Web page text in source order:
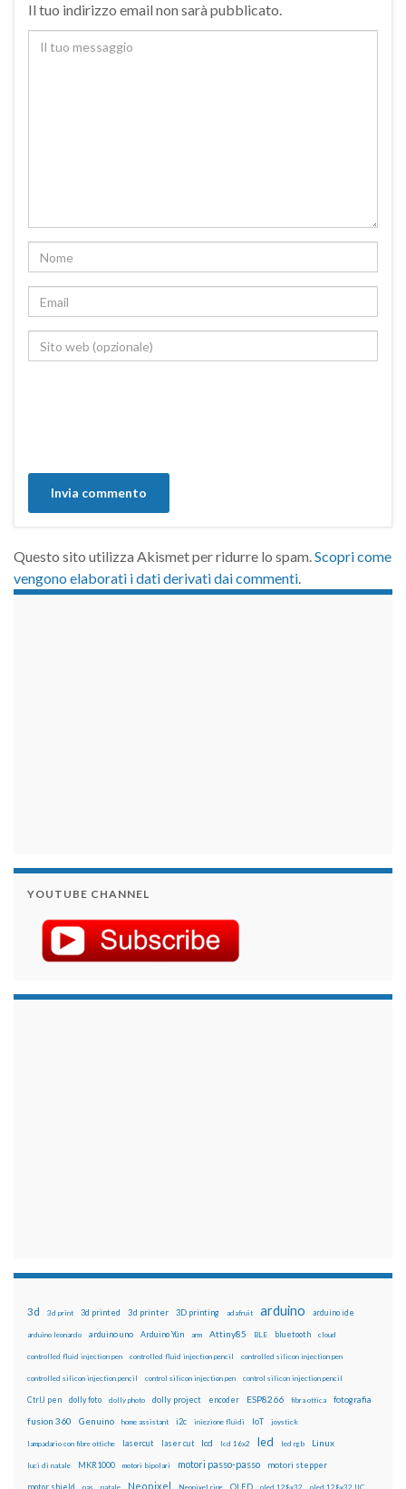
Il tuo indirizzo email non sarà pubblicato.
Questo sito utilizza Akismet per ridurre lo spam.Scopri come
vengono elaborati i dati derivati dai commenti.
YOUTUBE CHANNEL
3d 3d print 3d printed 3d printer 3D printing adafruit arduino arduino ide
arduino leonardo arduino uno Arduino Yún arm Attiny85 BLE bluetooth cloud
controlled fluid injection pen controlled fluid injection pencil controlled silicon injection pen
controlled silicon injection pencil control silicon injection pen control silicon injection pencil
CtrlJ pen dolly foto dolly photo dolly project encoder ESP8266 fibra ottica fotografia
fusion 360 Genuino home assistant i2c iniezione fluidi IoT joystick
lampadario con fibre ottiche lasercut laser cut lcd lcd 16x2 led led rgb Linux
luci di natale MKR1000 motori bipolari motori passo-passo motori stepper
motor shield Neopixel OLED